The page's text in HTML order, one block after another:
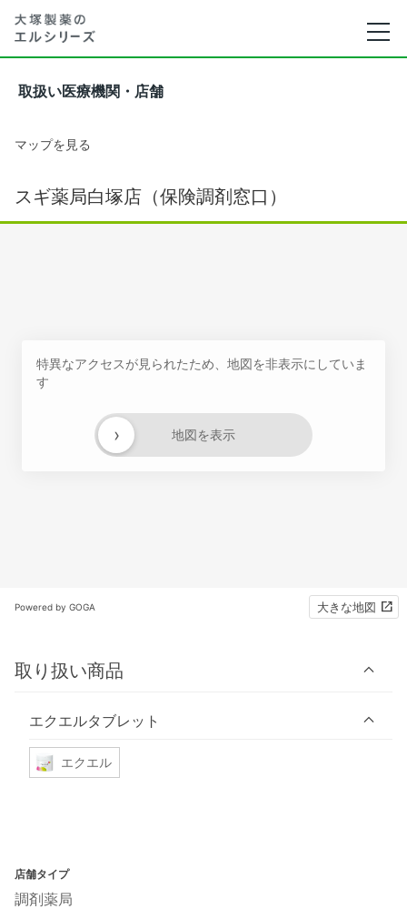
取扱い医療機関・店舗
マップを見る
スギ薬局白塚店（保険調剤窓口）
特異なアクセスが見られたため、地図を非表示にしていま
す
地図を表示
›
Powered by GOGA 大きな地図
取り扱い商品
エクエルタブレット
エクエル
店舗タイプ
調剤薬局